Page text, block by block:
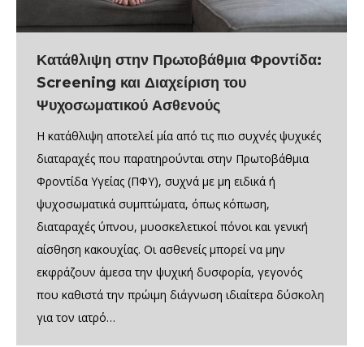
Κατάθλιψη στην Πρωτοβάθμια Φροντίδα:
Screening και Διαχείριση του
Ψυχοσωματικού Ασθενούς
Η κατάθλιψη αποτελεί μία από τις πιο συχνές ψυχικές
διαταραχές που παρατηρούνται στην Πρωτοβάθμια
Φροντίδα Υγείας (ΠΦΥ), συχνά με μη ειδικά ή
ψυχοσωματικά συμπτώματα, όπως κόπωση,
διαταραχές ύπνου, μυοσκελετικοί πόνοι και γενική
αίσθηση κακουχίας. Οι ασθενείς μπορεί να μην
εκφράζουν άμεσα την ψυχική δυσφορία, γεγονός
που καθιστά την πρώιμη διάγνωση ιδιαίτερα δύσκολη
για τον ιατρό…